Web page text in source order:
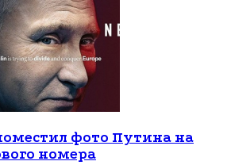
фото Путина на
номера